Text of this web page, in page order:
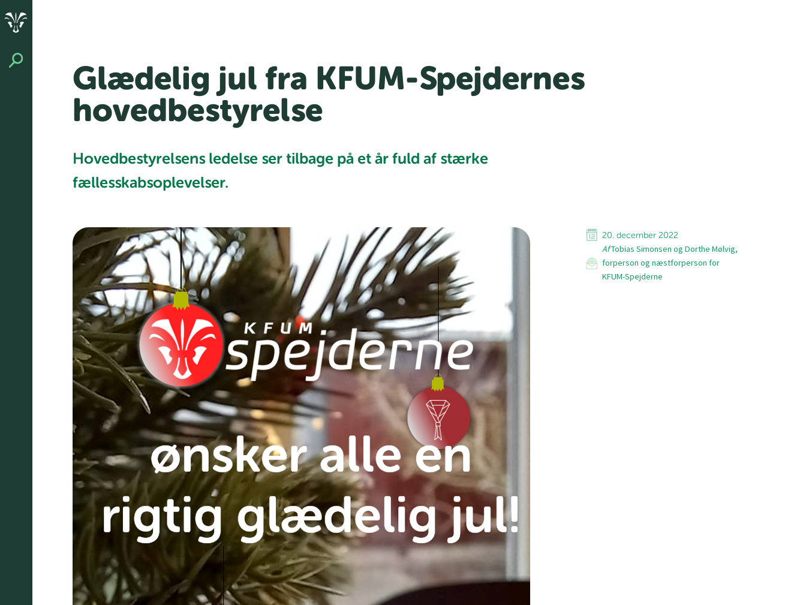
Glædelig jul fra KFUM-Spejdernes
hovedbestyrelse
Hovedbestyrelsens ledelse ser tilbage på et år fuld af stærke
fællesskabsoplevelser.
20. december 2022
AfTobias Simonsen og Dorthe Mølvig,
forperson og næstforperson for
KFUM-Spejderne